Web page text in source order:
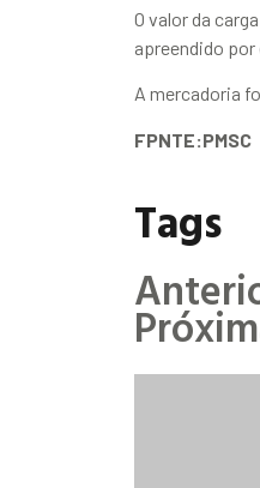
O valor da
apreendido
A mercadoria
FPNTE:PMSC
Tags